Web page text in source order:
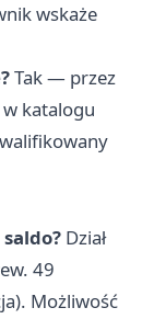
wskaże
Tak — przez
w katalogu
Dział
49
Możliwość